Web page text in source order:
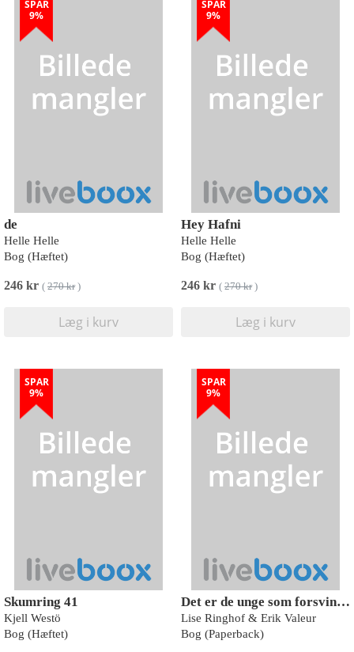
SPAR
9%
de
Helle Helle
Bog (Hæftet)
246 kr ( 270 kr)
Læg i kurv
SPAR
9%
Hey Hafni
Helle Helle
Bog (Hæftet)
246 kr ( 270 kr)
Læg i kurv
SPAR
9%
Skumring 41
Kjell Westö
Bog (Hæftet)
SPAR
9%
Det er de unge som forsvinder
Lise Ringhof & Erik Valeur
Bog (Paperback)